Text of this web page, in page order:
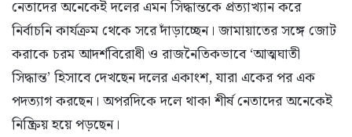
নেতাদের অনেকেই দলের এমন সিদ্ধান্তকে প্রত্যাখ্যান করে
নির্বাচনি কার্যক্রম থেকে সরে দাঁড়াচ্ছেন। জামায়াতের সঙ্গে জোট
করাকে চরম আদর্শবিরোধী ও রাজনৈতিকভাবে ‘আত্মঘাতী
সিদ্ধান্ত’ হিসাবে দেখছেন দলের একাংশ, যারা একের পর এক
পদত্যাগ করছেন। অপরদিকে দলে থাকা শীর্ষ নেতাদের অনেকেই
নিষ্ক্রিয় হয়ে পড়ছেন।